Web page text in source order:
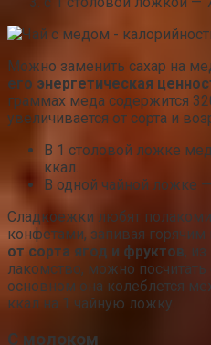
Можно заменить сахар на
его энергетическая
граммах меда содержится
увеличивается от сорта и
В 1 столовой ложке
ккал.
В одной чайной ложке
Сладкоежки любят
конфетами, запивая
от сорта ягод и фруктов,
лакомство, можно посчитать
основном она колеблется
ккал на 1 чайную ложку.
С молоком